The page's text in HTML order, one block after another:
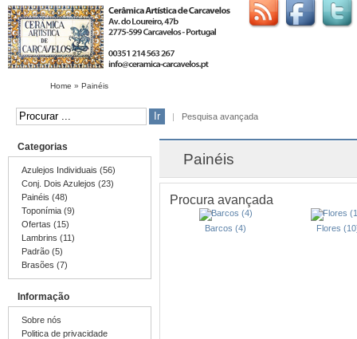
| Pesquisa avançada
Categorias
Azulejos Individuais (56)
Conj. Dois Azulejos (23)
Painéis (48)
Toponímia (9)
Ofertas (15)
Lambrins (11)
Padrão (5)
Brasões (7)
Informação
Sobre nós
Politica de privacidade
Home » Painéis
Painéis
Procura avançada
Barcos (4) Flores